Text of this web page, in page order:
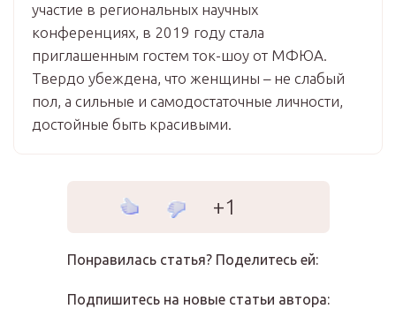
участие в региональных научных
конференциях, в 2019 году стала
приглашенным гостем ток-шоу от МФЮА.
Твердо убеждена, что женщины – не слабый
пол, а сильные и самодостаточные личности,
достойные быть красивыми.
+1
Понравилась статья? Поделитесь ей:
Подпишитесь на новые статьи автора: